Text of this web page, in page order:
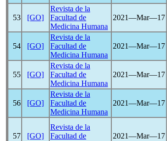
53 [GO]
Revista de la
Facultad de
Medicina Humana
2021―Mar―17
54 [GO]
Revista de la
Facultad de
Medicina Humana
2021―Mar―17
55 [GO]
Revista de la
Facultad de
Medicina Humana
2021―Mar―17
56 [GO]
Revista de la
Facultad de
Medicina Humana
2021―Mar―17
57 [GO]
Revista de la
Facultad de
2021―Mar―17